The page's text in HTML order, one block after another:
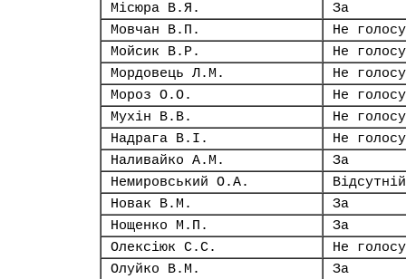
Місюра В.Я.
За
Мовчан В.П.
Не
Мойсик В.Р.
Не
Мордовець Л.М.
Не
Мороз О.О.
Не
Мухін В.В.
Не
Надрага В.І.
Не
Наливайко А.М.
За
Немировський О.А.
Відсутній
Новак В.М.
За
Нощенко М.П.
За
Олексіюк С.С.
Не
Олуйко В.М.
За